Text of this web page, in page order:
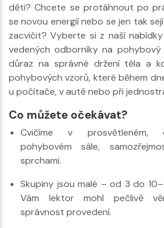
děti? Chcete se protáhnout po
se novou energií nebo se jen tak
zacvičit? Vyberte si z naší
vedených odborníky na
důraz na správné držení těla a
pohybových vzorů, které během
u počítače, v autě nebo při
Co můžete očekávat?
Cvičíme v prosvětleném,
pohybovém sále,
sprchami.
Skupiny jsou malé – od 3 do
Vám lektor mohl pečlivě
správnost provedení.